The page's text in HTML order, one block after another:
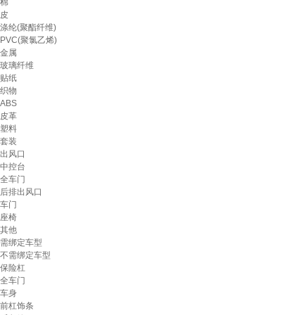
棉
皮
涤纶(聚酯纤维)
PVC(聚氯乙烯)
金属
玻璃纤维
贴纸
织物
ABS
皮革
塑料
套装
出风口
中控台
全车门
后排出风口
车门
座椅
其他
需绑定车型
不需绑定车型
保险杠
全车门
车身
前杠饰条